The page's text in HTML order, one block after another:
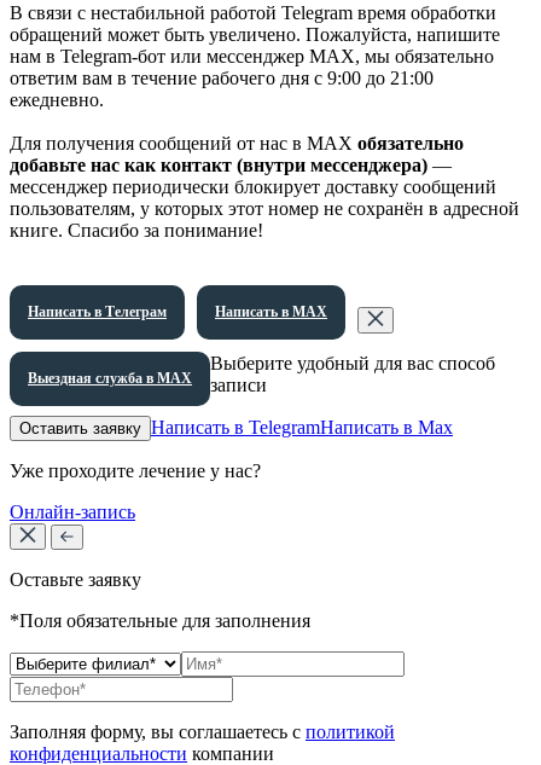
В связи с нестабильной работой Telegram время обработки
обращений может быть увеличено. Пожалуйста, напишите
нам в Telegram-бот или мессенджер МАХ, мы обязательно
ответим вам в течение рабочего дня с 9:00 до 21:00
ежедневно.
Для получения сообщений от нас в МАХ обязательно
добавьте нас как контакт (внутри мессенджера) —
мессенджер периодически блокирует доставку сообщений
пользователям, у которых этот номер не сохранён в адресной
книге. Спасибо за понимание!
Написать в Телеграм Написать в МАХ
Выездная служба в МАХ
Выберите удобный для вас способ
записи
Оставить заявку Написать в TelegramНаписать в Max
Уже проходите лечение у нас?
Онлайн-запись
Оставьте заявку
*Поля обязательные для заполнения
Заполняя форму, вы соглашаетесь с политикой
конфиденциальности компании